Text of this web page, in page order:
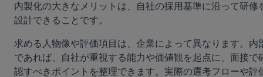
内製化の大きなメリットは、自社の採用基準に沿って研修
設計できることです。
求める人物像や評価項目は、企業によって異なります。内
であれば、自社が重視する能力や価値観を起点に、面接で
認すべきポイントを整理できます。実際の選考フローや評